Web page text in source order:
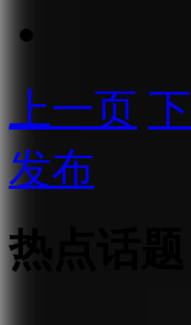
上一页
发布
热点话题